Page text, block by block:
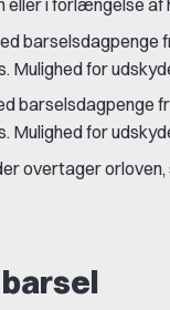
eller i forlængelse af
Mulighed for
barselsdagpenge
Mulighed for
overtager